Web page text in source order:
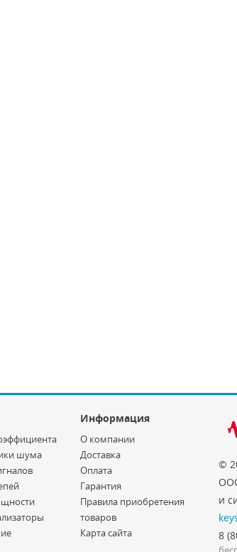
Информация
©
и
8
шума
О компании
Доставка
Оплата
Гарантия
Правила приобретения
товаров
Карта сайта